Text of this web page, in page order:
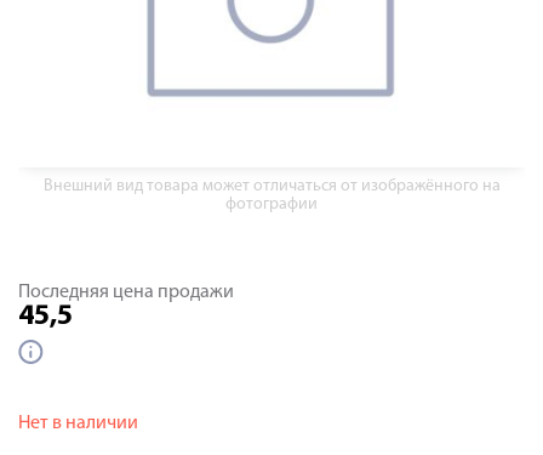
Внешний вид товара может отличаться от изображённого на
фотографии
Последняя цена продажи
45,5
Нет в наличии